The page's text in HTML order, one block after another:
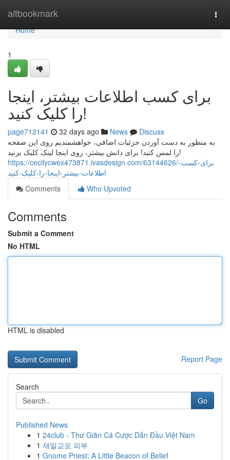
altbookmark
Home
Home
1
برای کسب اطلاعات بیشتر، اینجا
را کلیک کنید!
page712141 32 days ago News
Discuss
به منظور به دست آوردن جزئیات اضافی، خواهشمندیم روی این صفحه
را لمس کنید! برای دانش بیشتر، روی اینجا لینک کلیک بزنید!
https://cecilycwex473871.ivasdesign.com/63144626/برای-کسب-
اطلاعات-بیشتر-اینجا-را-کلیک-کنید
Comments
Who Upvoted
Comments
Submit a Comment
No HTML
HTML is disabled
Report Page
Search
Go
Published News
1 24club - Thư Giãn Cá Cược Dẫn Đầu Việt Nam
1 재일교포 피부
1 Gnome Priest: A Little Beacon of Belief